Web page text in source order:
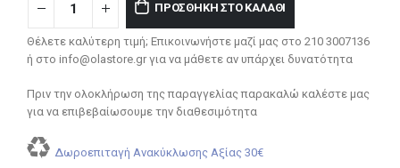
ΠΡΟΣΘΉΚΗ ΣΤΟ ΚΑΛΆΘΙ
Θέλετε καλύτερη τιμή; Επικοινωνήστε μαζί μας στο 210 3007136
ή στο info@olastore.gr για να μάθετε αν υπάρχει δυνατότητα
Πριν την ολοκλήρωση της παραγγελίας παρακαλώ καλέστε μας
για να επιβεβαίωσουμε την διαθεσιμότητα
Δωροεπιταγή Ανακύκλωσης Αξίας 30€